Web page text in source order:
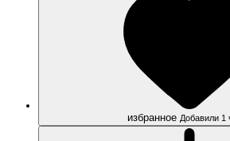
избранное Добавили 1